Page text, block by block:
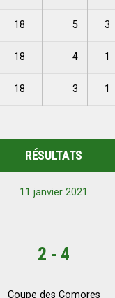
18 5 3
18 4 1
18 3 1
RÉSULTATS
11 janvier 2021
2 - 4
Coupe des Comores